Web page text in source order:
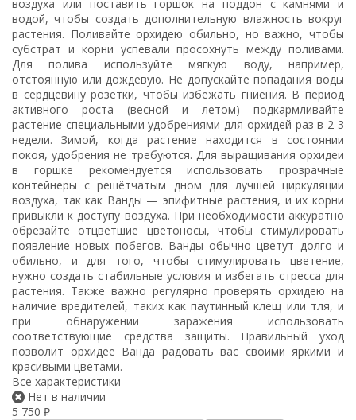
воздуха или поставить горшок на поддон с камнями и
водой, чтобы создать дополнительную влажность вокруг
растения. Поливайте орхидею обильно, но важно, чтобы
субстрат и корни успевали просохнуть между поливами.
Для полива используйте мягкую воду, например,
отстоянную или дождевую. Не допускайте попадания воды
в сердцевину розетки, чтобы избежать гниения. В период
активного роста (весной и летом) подкармливайте
растение специальными удобрениями для орхидей раз в 2-3
недели. Зимой, когда растение находится в состоянии
покоя, удобрения не требуются. Для выращивания орхидеи
в горшке рекомендуется использовать прозрачные
контейнеры с решётчатым дном для лучшей циркуляции
воздуха, так как Ванды — эпифитные растения, и их корни
привыкли к доступу воздуха. При необходимости аккуратно
обрезайте отцветшие цветоносы, чтобы стимулировать
появление новых побегов. Ванды обычно цветут долго и
обильно, и для того, чтобы стимулировать цветение,
нужно создать стабильные условия и избегать стресса для
растения. Также важно регулярно проверять орхидею на
наличие вредителей, таких как паутинный клещ или тля, и
при обнаружении заражения использовать
соответствующие средства защиты. Правильный уход
позволит орхидее Ванда радовать вас своими яркими и
красивыми цветами.
Все характеристики
Нет в наличии
5 750 ₽